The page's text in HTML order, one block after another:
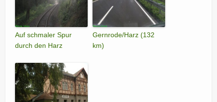
Auf schmaler Spur
durch den Harz
Gernrode/Harz (132
km)